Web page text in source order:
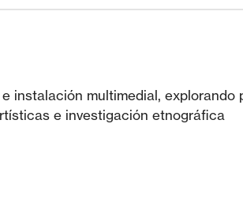
instalación multimedial, explorando
e investigación etnográfica